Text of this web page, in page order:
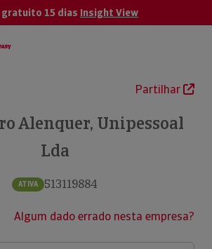
15 dias Insight View
Partilhar
Alenquer, Unipessoal
Lda
ATIVA 513119884
Algum dado errado nesta empresa?